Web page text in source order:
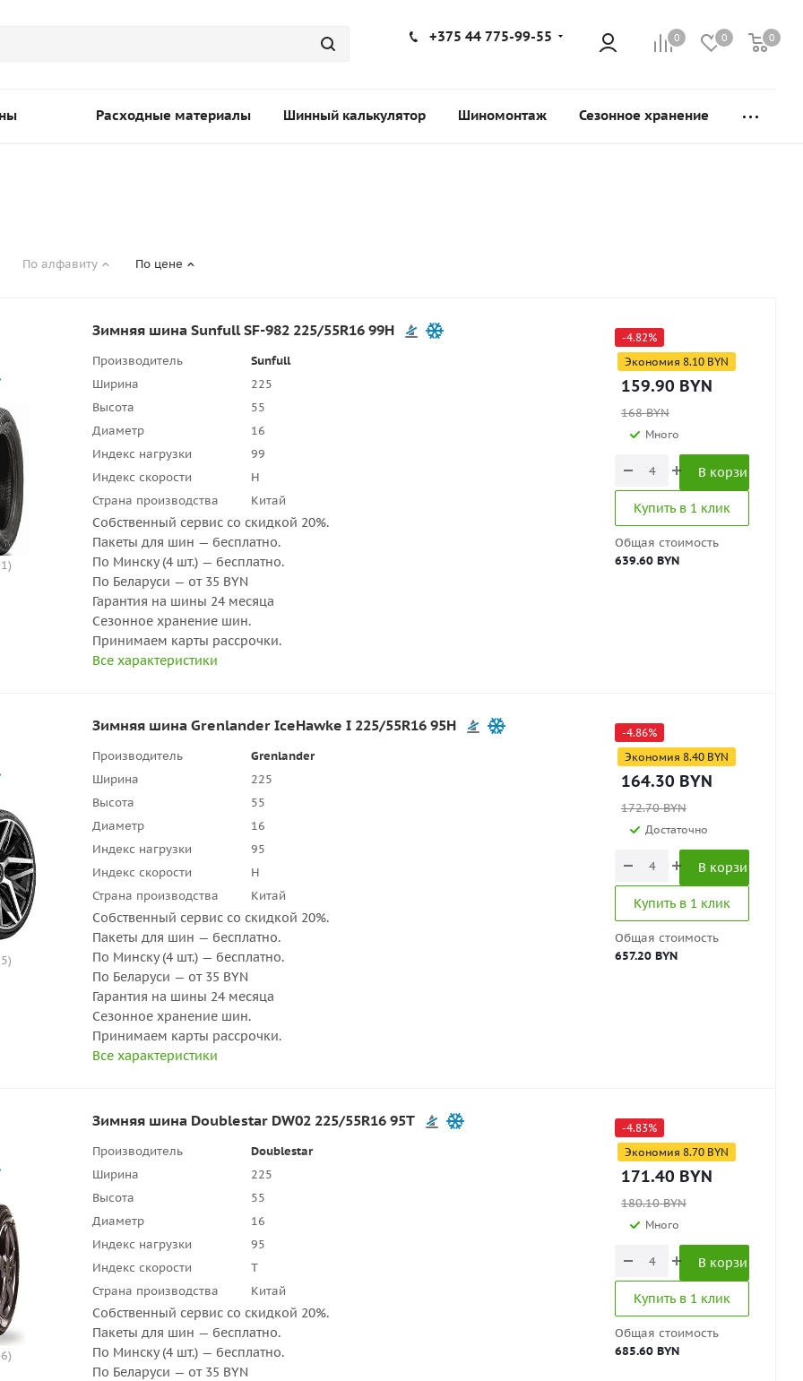
0 0 0
+375 44 775-99-55
Расходные материалы Шинный калькулятор Шиномонтаж Сезонное хранение
По алфавиту По цене
Зимняя шина Sunfull SF-982 225/55R16 99H
Производитель
Sunfull
Ширина
225
Высота
55
Диаметр
16
Индекс нагрузки
99
Индекс скорости
H
Страна производства
Китай
Собственный сервис со скидкой 20%.
Пакеты для шин — бесплатно.
По Минску (4 шт.) — бесплатно.
По Беларуси — от 35 BYN
Гарантия на шины 24 месяца
Сезонное хранение шин.
Принимаем карты рассрочки.
Все характеристики
-4.82%
Экономия 8.10 BYN
159.90 BYN
168BYN
Много
В корзину
Купить в 1 клик
Общая стоимость
639.60 BYN
Зимняя шина Grenlander IceHawke I 225/55R16 95H
Производитель
Grenlander
Ширина
225
Высота
55
Диаметр
16
Индекс нагрузки
95
Индекс скорости
H
Страна производства
Китай
Собственный сервис со скидкой 20%.
Пакеты для шин — бесплатно.
По Минску (4 шт.) — бесплатно.
По Беларуси — от 35 BYN
Гарантия на шины 24 месяца
Сезонное хранение шин.
Принимаем карты рассрочки.
Все характеристики
-4.86%
Экономия 8.40 BYN
164.30 BYN
172.70BYN
Достаточно
В корзину
Купить в 1 клик
Общая стоимость
657.20 BYN
Зимняя шина Doublestar DW02 225/55R16 95T
Производитель
Doublestar
Ширина
225
Высота
55
Диаметр
16
Индекс нагрузки
95
Индекс скорости
T
Страна производства
Китай
Собственный сервис со скидкой 20%.
Пакеты для шин — бесплатно.
По Минску (4 шт.) — бесплатно.
По Беларуси — от 35 BYN
-4.83%
Экономия 8.70 BYN
171.40 BYN
180.10BYN
Много
В корзину
Купить в 1 клик
Общая стоимость
685.60 BYN